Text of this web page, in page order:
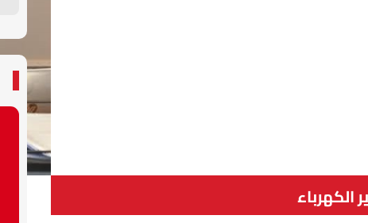
الكهرباء